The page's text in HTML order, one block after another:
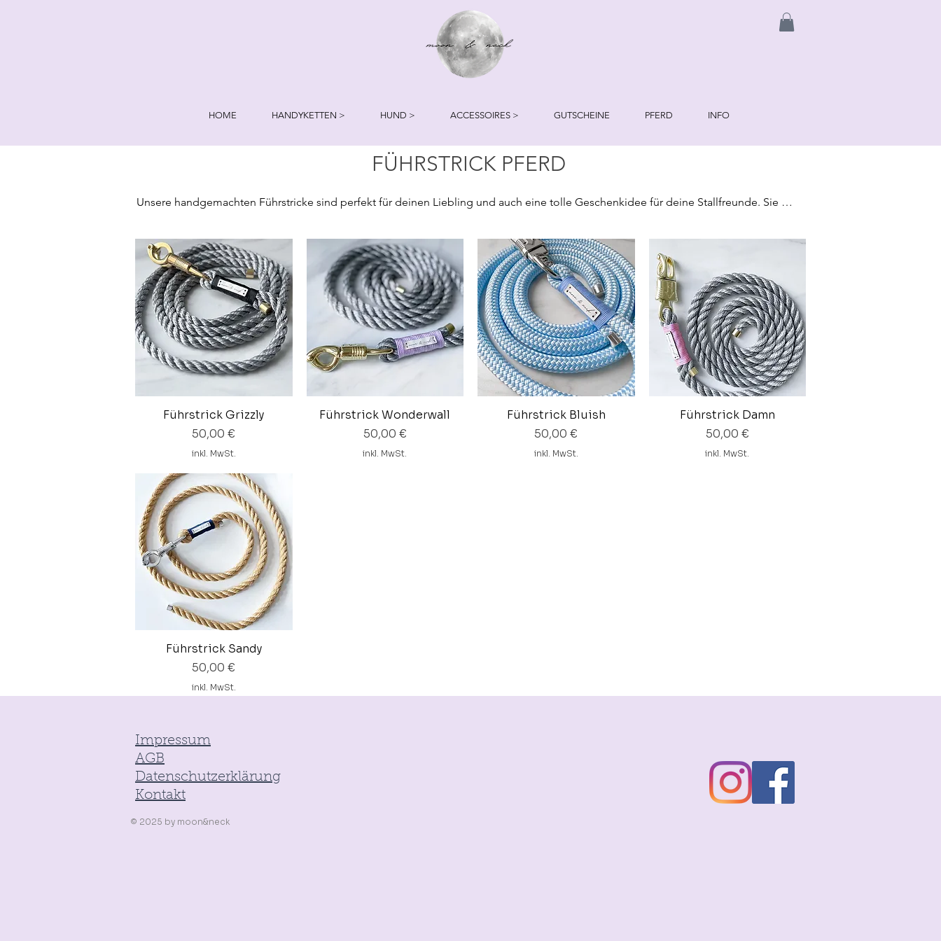
HOME HANDYKETTEN > HUND > ACCESSOIRES > GUTSCHEINE PFERD INFO
FÜHRSTRICK PFERD
Unsere handgemachten Führstricke sind perfekt für deinen Liebling und auch eine tolle Geschenkidee für deine Stallfreunde. Sie
deine individuellen Farbwünsche des Seiles, der Beschläge und Umwickelung mitteilen.
Schnellansicht
Führstrick Grizzly
Preis
50,00 €
inkl. MwSt.
Schnellansicht
Führstrick Wonderwall
Preis
50,00 €
inkl. MwSt.
Schnellansicht
Führstrick Bluish
Preis
50,00 €
inkl. MwSt.
Schnellansicht
Führstrick Damn
Preis
50,00 €
inkl. MwSt.
Schnellansicht
Führstrick Sandy
Preis
50,00 €
inkl. MwSt.
Impressum
AGB
Datenschutzerklärung
Kontakt
© 2025 by moon&neck